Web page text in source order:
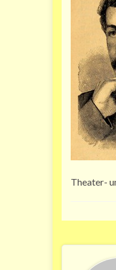
Theater-